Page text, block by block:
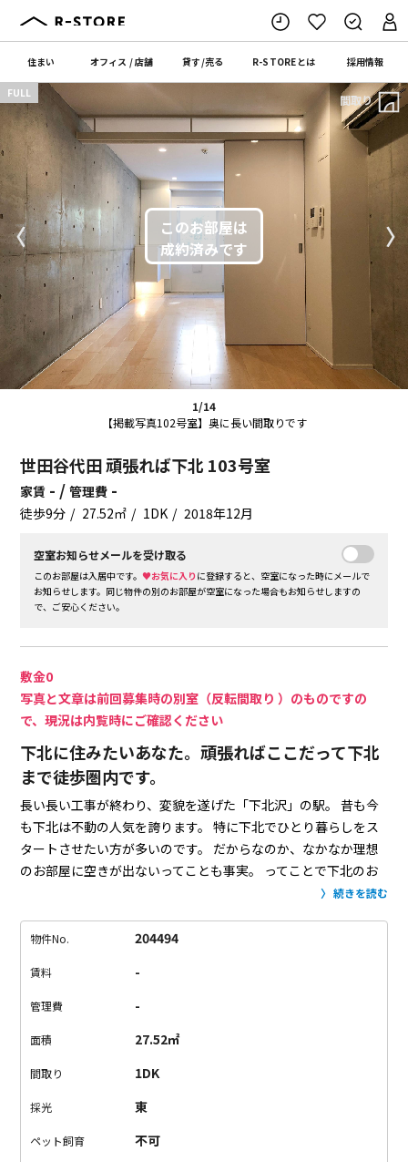
住まい オフィス /店舗 貸す/売る R-STOREとは 採用情報
1/14
【掲載写真102号室】奥に長い間取りです
〈 〉
FULL 間取り
世田谷代田 頑張れば下北 103号室
家賃 - /管理費 -
徒歩9分 27.52㎡ 1DK 2018年12月
空室お知らせメールを受け取る
このお部屋は入居中です。♥お気に入り に登録すると、空室になった時にメールで
お知らせします。同じ物件の別のお部屋が空室になった場合もお知らせしますの
で、ご安心ください。
敷金0
写真と文章は前回募集時の別室（反転間取り ）のものですの
で、現況は内覧時にご確認ください
下北に住みたいあなた。頑張ればここだって下北
まで徒歩圏内です。
長い長い工事が終わり、変貌を遂げた「下北沢」の駅。 昔も今
も下北は不動の人気を誇ります。
特に下北でひとり暮らしをス
タートさせたい方が多いのです。
だからなのか、なかなか理想
のお部屋に空きが出ないってことも事実。
ってことで下北のお
歩くのが好きな方なら、下北
です。だからちょっとだけ、エリアを広げてこのお部屋も見に
がありますが、こちらのお部屋は専用ポーチを開けお部屋へ。
「気軽にどうぞ〜」っと言った感じです。
しのおしゃれなデザイナーズマンション。
続きを読む
物件No. 204494
賃料 -
管理費 -
面積 27.52㎡
間取り 1DK
採光 東
ペット飼育 不可